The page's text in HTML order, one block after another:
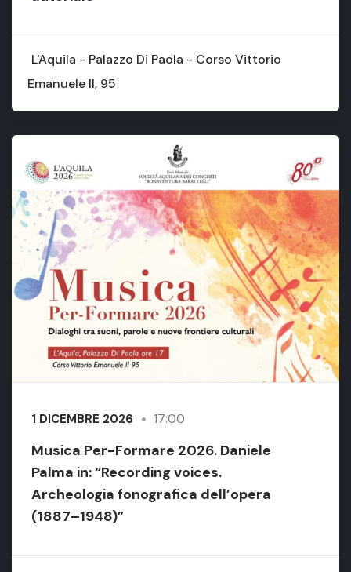
L'Aquila - Palazzo Di Paola - Corso Vittorio
Emanuele II, 95
1 DICEMBRE 2026 17:00
Musica Per-Formare 2026. Daniele
Palma in: “Recording voices.
Archeologia fonografica dell’opera
(1887–1948)”